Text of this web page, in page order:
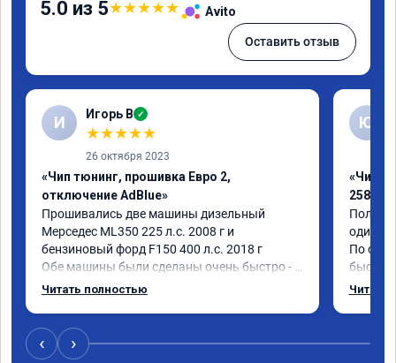
5.0 из 5★★★★★ Avito
Оставить отзыв
И Игорь В ✓
★★★★★
26 октября 2023
«Чип тюнинг, прошивка Евро 2,
отключение AdBlue»
Прошивались две машины дизельный
Мерседес ML350 225 л.с. 2008 г и
бензиновый форд F150 400 л.с. 2018 г
Обе машины были сделаны очень быстро -
прошивка качественная, расход упал,
Получил рекомендации по дальнейшей
эксплуатации, а так же существенный
Читать полностью
Ю
«Чип
258 лс»
один
По
Читать
‹ ›